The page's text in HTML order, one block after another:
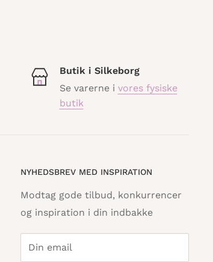
Butik i Silkeborg
Se varerne i vores fysiske
butik
NYHEDSBREV MED INSPIRATION
Modtag gode tilbud, konkurrencer
og inspiration i din indbakke
Din email